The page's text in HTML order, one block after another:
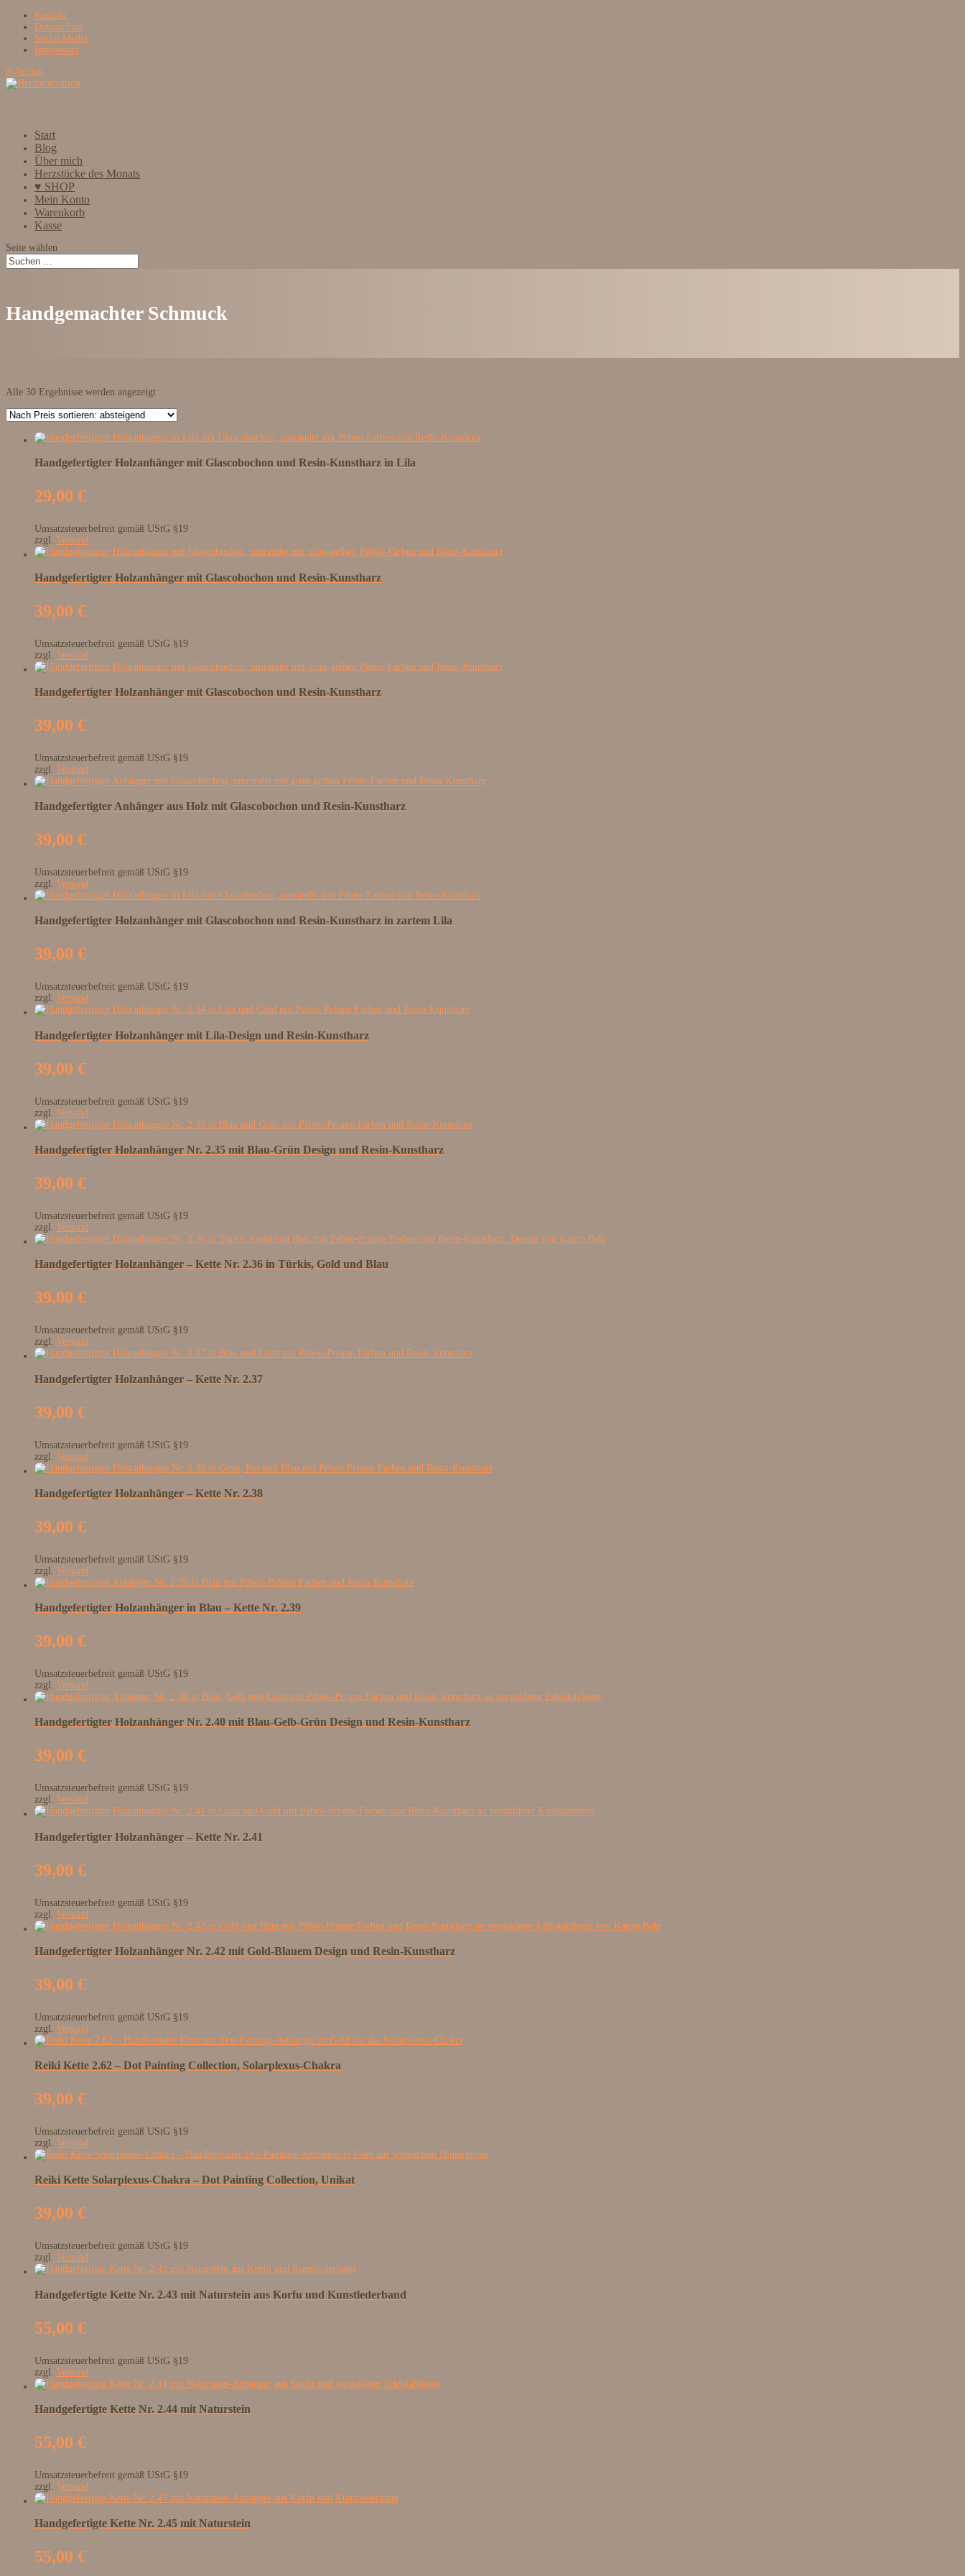
Kontakt
Datenschutz
Social Media
Impressum
0-Artikel
Start
Blog
Über mich
Herzstücke des Monats
♥ SHOP
Mein Konto
Warenkorb
Kasse
Seite wählen
Handgemachter Schmuck
Alle 30 Ergebnisse werden angezeigtNach
sortiert:
Handgefertigter Holzanhänger mit Glascobochon und Resin-Kunstharz in Lila
29,00 €
Umsatzsteuerbefreit gemäß UStG §19
zzgl. Versand
Handgefertigter Holzanhänger mit Glascobochon und Resin-Kunstharz
39,00 €
Umsatzsteuerbefreit gemäß UStG §19
zzgl. Versand
Handgefertigter Holzanhänger mit Glascobochon und Resin-Kunstharz
39,00 €
Umsatzsteuerbefreit gemäß UStG §19
zzgl. Versand
Handgefertigter Anhänger aus Holz mit Glascobochon und Resin-Kunstharz
39,00 €
Umsatzsteuerbefreit gemäß UStG §19
zzgl. Versand
Handgefertigter Holzanhänger mit Glascobochon und Resin-Kunstharz in zartem Lila
39,00 €
Umsatzsteuerbefreit gemäß UStG §19
zzgl. Versand
Handgefertigter Holzanhänger mit Lila-Design und Resin-Kunstharz
39,00 €
Umsatzsteuerbefreit gemäß UStG §19
zzgl. Versand
Handgefertigter Holzanhänger Nr. 2.35 mit Blau-Grün Design und Resin-Kunstharz
39,00 €
Umsatzsteuerbefreit gemäß UStG §19
zzgl. Versand
Handgefertigter Holzanhänger – Kette Nr. 2.36 in Türkis, Gold und Blau
39,00 €
Umsatzsteuerbefreit gemäß UStG §19
zzgl. Versand
Handgefertigter Holzanhänger – Kette Nr. 2.37
39,00 €
Umsatzsteuerbefreit gemäß UStG §19
zzgl. Versand
Handgefertigter Holzanhänger – Kette Nr. 2.38
39,00 €
Umsatzsteuerbefreit gemäß UStG §19
zzgl. Versand
Handgefertigter Holzanhänger in Blau – Kette Nr. 2.39
39,00 €
Umsatzsteuerbefreit gemäß UStG §19
zzgl. Versand
Handgefertigter Holzanhänger Nr. 2.40 mit Blau-Gelb-Grün Design und Resin-Kunstharz
39,00 €
Umsatzsteuerbefreit gemäß UStG §19
zzgl. Versand
Handgefertigter Holzanhänger – Kette Nr. 2.41
39,00 €
Umsatzsteuerbefreit gemäß UStG §19
zzgl. Versand
Handgefertigter Holzanhänger Nr. 2.42 mit Gold-Blauem Design und Resin-Kunstharz
39,00 €
Umsatzsteuerbefreit gemäß UStG §19
zzgl. Versand
Reiki Kette 2.62 – Dot Painting Collection, Solarplexus-Chakra
39,00 €
Umsatzsteuerbefreit gemäß UStG §19
zzgl. Versand
Reiki Kette Solarplexus-Chakra – Dot Painting Collection, Unikat
39,00 €
Umsatzsteuerbefreit gemäß UStG §19
zzgl. Versand
Handgefertigte Kette Nr. 2.43 mit Naturstein aus Korfu und Kunstlederband
55,00 €
Umsatzsteuerbefreit gemäß UStG §19
zzgl. Versand
Handgefertigte Kette Nr. 2.44 mit Naturstein
55,00 €
Umsatzsteuerbefreit gemäß UStG §19
zzgl. Versand
Handgefertigte Kette Nr. 2.45 mit Naturstein
55,00 €